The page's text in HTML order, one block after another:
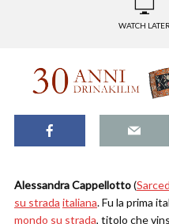
WATCH LATER
Alessandra Cappellotto(
su strada italiana. Fu la prima
mondo su strada, titolo che